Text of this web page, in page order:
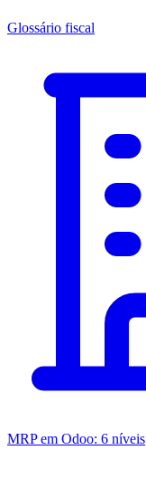
Glossário fiscal
MRP em Odoo: 6 níveis